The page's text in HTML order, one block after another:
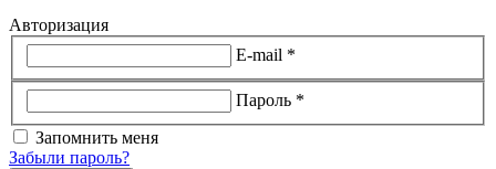
Авторизация
E-mail *
Пароль *
Запомнить меня
Забыли пароль?